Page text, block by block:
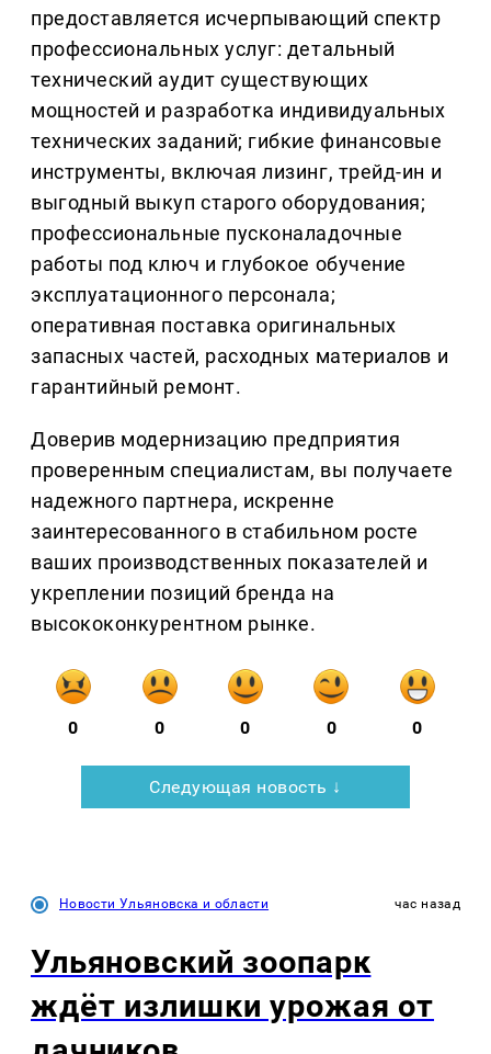
предоставляется исчерпывающий спектр
профессиональных услуг: детальный
технический аудит существующих
мощностей и разработка индивидуальных
технических заданий; гибкие финансовые
инструменты, включая лизинг, трейд-ин и
выгодный выкуп старого оборудования;
профессиональные пусконаладочные
работы под ключ и глубокое обучение
эксплуатационного персонала;
оперативная поставка оригинальных
запасных частей, расходных материалов и
гарантийный ремонт.
Доверив модернизацию предприятия
проверенным специалистам, вы получаете
надежного партнера, искренне
заинтересованного в стабильном росте
ваших производственных показателей и
укреплении позиций бренда на
высококонкурентном рынке.
0 0 0 0 0
Следующая новость ↓
Новости Ульяновска и области час назад
Ульяновский зоопарк
ждёт излишки урожая от